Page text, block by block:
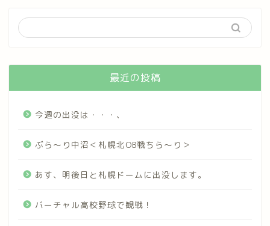
最近の投稿
今週の出没は・・・、
ぶら～り中沼＜札幌北OB戦ちら～り＞
あす、明後日と札幌ドームに出没します。
バーチャル高校野球で観戦！